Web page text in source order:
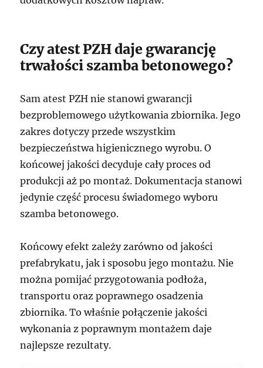
Czy atest PZH daje gwarancję
trwałości szamba betonowego?
Sam atest PZH nie stanowi gwarancji
bezproblemowego użytkowania zbiornika. Jego
zakres dotyczy przede wszystkim
bezpieczeństwa higienicznego wyrobu. O
końcowej jakości decyduje cały proces od
produkcji aż po montaż. Dokumentacja stanowi
jedynie część procesu świadomego wyboru
szamba betonowego.
Końcowy efekt zależy zarówno od jakości
prefabrykatu, jak i sposobu jego montażu. Nie
można pomijać przygotowania podłoża,
transportu oraz poprawnego osadzenia
zbiornika. To właśnie połączenie jakości
wykonania z poprawnym montażem daje
najlepsze rezultaty.